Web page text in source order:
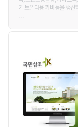
기 보일러용 카바등을 생산
. . .